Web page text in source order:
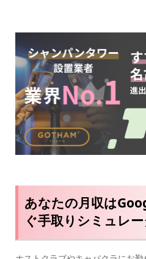
あなたの月収は
ぐ手取りシミュレ